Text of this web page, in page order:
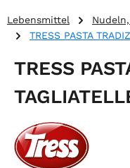
Lebensmittel
TRESS PASTA
TRESS